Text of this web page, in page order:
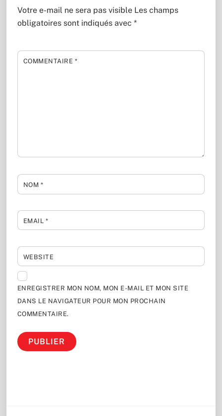
Votre e-mail ne sera pas visible Les champs
obligatoires sont indiqués avec *
COMMENTAIRE *
NOM *
EMAIL *
WEBSITE
ENREGISTRER MON NOM, MON E-MAIL ET MON SITE
DANS LE NAVIGATEUR POUR MON PROCHAIN
COMMENTAIRE.